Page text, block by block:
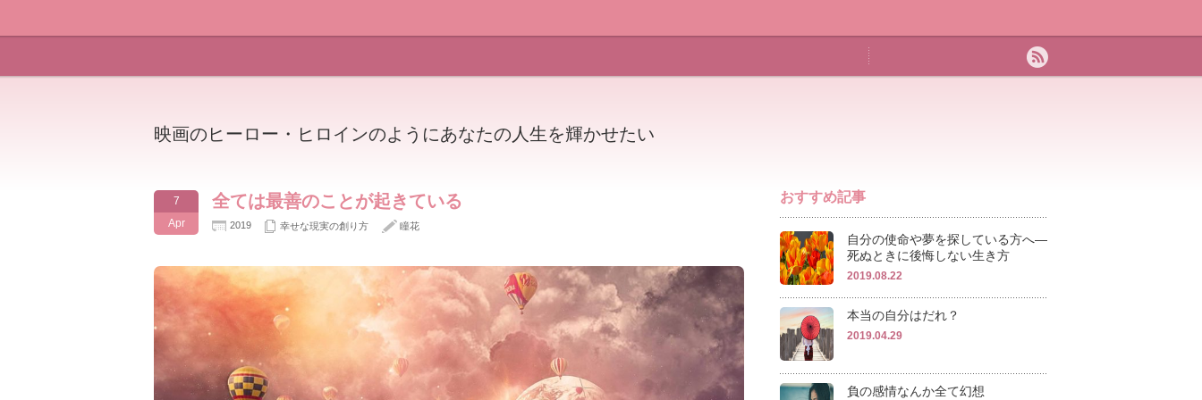
映画のヒーロー・ヒロインのようにあなたの人生を輝かせたい
7
Apr
全ては最善のことが起きている
2019 幸せな現実の創り方 瞳花
おすすめ記事
自分の使命や夢を探している方へ―
死ぬときに後悔しない生き方
2019.08.22
本当の自分はだれ？
2019.04.29
負の感情なんか全て幻想